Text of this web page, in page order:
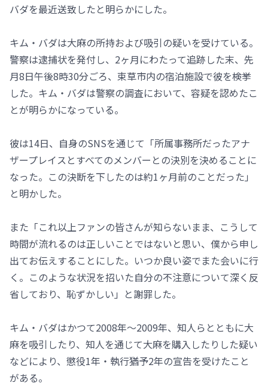
バダを最近送致したと明らかにした。
キム・バダは大麻の所持および吸引の疑いを受けている。
警察は逮捕状を発付し、2ヶ月にわたって追跡した末、先
月8日午後8時30分ごろ、束草市内の宿泊施設で彼を検挙
した。キム・バダは警察の調査において、容疑を認めたこ
とが明らかになっている。
彼は14日、自身のSNSを通じて「所属事務所だったアナ
ザープレイスとすべてのメンバーとの決別を決めることに
なった。この決断を下したのは約1ヶ月前のことだった」
と明かした。
また「これ以上ファンの皆さんが知らないまま、こうして
時間が流れるのは正しいことではないと思い、僕から申し
出てお伝えすることにした。いつか良い姿でまた会いに行
く。このような状況を招いた自分の不注意について深く反
省しており、恥ずかしい」と謝罪した。
キム・バダはかつて2008年～2009年、知人らとともに大
麻を吸引したり、知人を通じて大麻を購入したりした疑い
などにより、懲役1年・執行猶予2年の宣告を受けたこと
がある。